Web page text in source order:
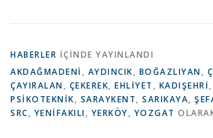
HABERLER IÇINDE YAYINLANDI
AKDAĞMADENI , AYDINCIK, BOĞAZLIYAN,
ÇAYIRALAN, ÇEKEREK, EHLIYET , KADIŞEHRI,
PSIKOTEKNIK, SARAYKENT, SARIKAYA,
SRC, YENIFAKILI, YERKÖY, YOZGAT